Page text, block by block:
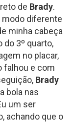
de Brady.
diferente
minha cabeça
3º quarto,
no placar,
falhou e com
Brady
bola nas
um ser
achando que o